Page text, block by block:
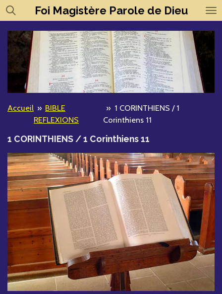
Passer
au
contenu
principal
Foi Magistère Parole de Dieu
Accueil » BIBLE
REFLEXIONS
» 1 CORINTHIENS / 1
Corinthiens 11
1 CORINTHIENS / 1 Corinthiens 11